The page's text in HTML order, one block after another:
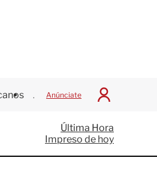
Juegos Centroamericanos
Anúnciate
I
c
i
a
Última Hora
Impreso de hoy